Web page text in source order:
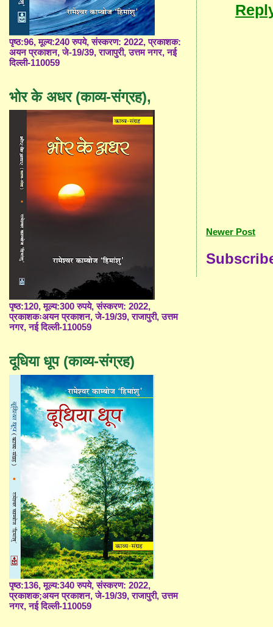
Newer Post
पृष्ठ:96, मूल्य:240 रुपये, संस्करण: 2022, प्रकाशक:
अयन प्रकाशन, जे-19/39, राजापुरी, उत्तम नगर, नई
दिल्ली-110059
भोर के अधर (काव्य-संग्रह),
पृष्ठ:120, मूल्य:300 रुपये, संस्करण: 2022,
प्रकाशकःअयन प्रकाशन, जे-19/39, राजापुरी, उत्तम
नगर, नई दिल्ली-110059
दूधिया धूप (काव्य-संग्रह)
पृष्ठ:136, मूल्य:340 रुपये, संस्करण: 2022,
प्रकाशक;अयन प्रकाशन, जे-19/39, राजापुरी, उत्तम
नगर, नई दिल्ली-110059